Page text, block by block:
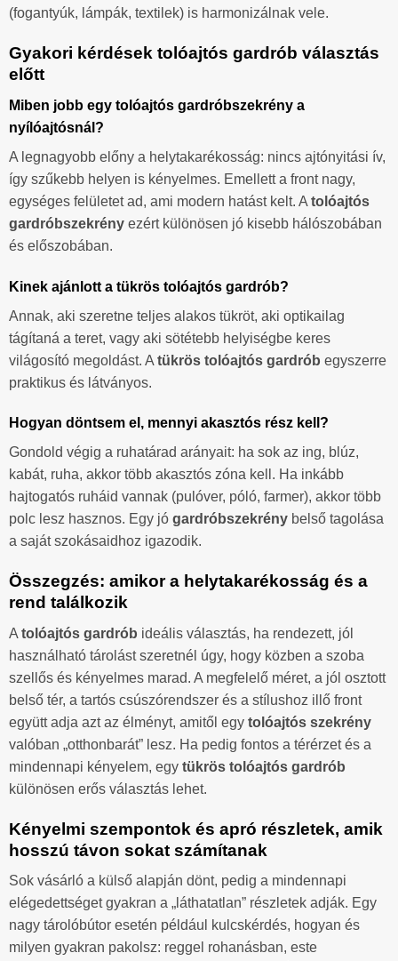
(fogantyúk, lámpák, textilek) is harmonizálnak vele.
Gyakori kérdések tolóajtós gardrób választás
előtt
Miben jobb egy tolóajtós gardróbszekrény a
nyílóajtósnál?
A legnagyobb előny a helytakarékosság: nincs ajtónyitási ív,
így szűkebb helyen is kényelmes. Emellett a front nagy,
egységes felületet ad, ami modern hatást kelt. A tolóajtós
gardróbszekrény ezért különösen jó kisebb hálószobában
és előszobában.
Kinek ajánlott a tükrös tolóajtós gardrób?
Annak, aki szeretne teljes alakos tükröt, aki optikailag
tágítaná a teret, vagy aki sötétebb helyiségbe keres
világosító megoldást. A tükrös tolóajtós gardrób egyszerre
praktikus és látványos.
Hogyan döntsem el, mennyi akasztós rész kell?
Gondold végig a ruhatárad arányait: ha sok az ing, blúz,
kabát, ruha, akkor több akasztós zóna kell. Ha inkább
hajtogatós ruháid vannak (pulóver, póló, farmer), akkor több
polc lesz hasznos. Egy jó gardróbszekrény belső tagolása
a saját szokásaidhoz igazodik.
Összegzés: amikor a helytakarékosság és a
rend találkozik
A tolóajtós gardrób ideális választás, ha rendezett, jól
használható tárolást szeretnél úgy, hogy közben a szoba
szellős és kényelmes marad. A megfelelő méret, a jól osztott
belső tér, a tartós csúszórendszer és a stílushoz illő front
együtt adja azt az élményt, amitől egy tolóajtós szekrény
valóban „otthonbarát” lesz. Ha pedig fontos a térérzet és a
mindennapi kényelem, egy tükrös tolóajtós gardrób
különösen erős választás lehet.
Kényelmi szempontok és apró részletek, amik
hosszú távon sokat számítanak
Sok vásárló a külső alapján dönt, pedig a mindennapi
elégedettséget gyakran a „láthatatlan” részletek adják. Egy
nagy tárolóbútor esetén például kulcskérdés, hogyan és
milyen gyakran pakolsz: reggel rohanásban, este